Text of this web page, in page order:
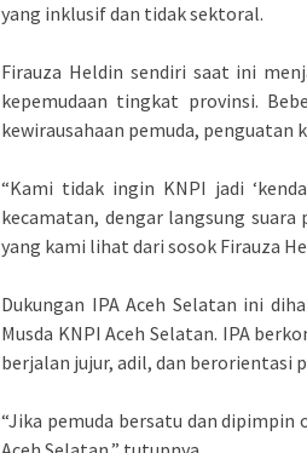
yang inklusif dan tidak sektoral.
‎Firauza Heldin sendiri saat ini
kepemudaan tingkat provinsi.
kewirausahaan pemuda, penguatan
‎“Kami tidak ingin KNPI jadi
kecamatan, dengar langsung
yang kami lihat dari sosok Firauza
‎Dukungan IPA Aceh Selatan ini
Musda KNPI Aceh Selatan. IPA
berjalan jujur, adil, dan berorientasi
‎“Jika pemuda bersatu dan